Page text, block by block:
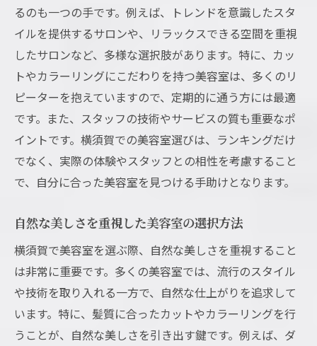
るのも一つの手です。例えば、トレンドを意識したスタ
イルを提供するサロンや、リラックスできる空間を重視
したサロンなど、多様な選択肢があります。特に、カッ
トやカラーリングにこだわりを持つ美容室は、多くのリ
ピーターを抱えていますので、定期的に通う方には最適
です。また、スタッフの技術やサービスの質も重要なポ
イントです。横須賀での美容室選びは、ランキングだけ
でなく、実際の体験やスタッフとの相性を考慮すること
で、自分に合った美容室を見つける手助けとなります。
自然な美しさを重視した美容室の選択方法
横須賀で美容室を選ぶ際、自然な美しさを重視すること
は非常に重要です。多くの美容室では、流行のスタイル
や技術を取り入れる一方で、自然な仕上がりを追求して
います。特に、髪質に合ったカットやカラーリングを行
うことが、自然な美しさを引き出す鍵です。例えば、ダ